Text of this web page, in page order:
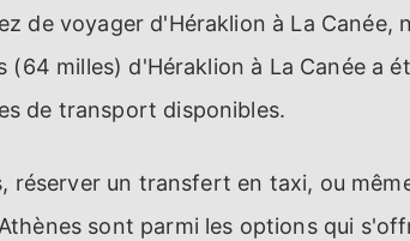
de voyager d'Héraklion à La Canée,
(64 milles) d'Héraklion à La Canée a
de transport disponibles.
réserver un transfert en taxi, ou
sont parmi les options qui